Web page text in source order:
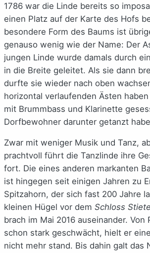
1786 war die Linde bereits so
einen Platz auf der Karte des Hofs
besondere Form des Baums ist
genauso wenig wie der Name: Der
jungen Linde wurde damals durch
in die Breite geleitet. Als sie dann
durfte sie wieder nach oben
horizontal verlaufenden Ästen
mit Brummbass und Klarinette
Dorfbewohner darunter getanzt
Zwar mit weniger Musik und Tanz,
prachtvoll führt die Tanzlinde ihre
fort. Die eines anderen markanten
ist hingegen seit einigen Jahren zu
Spitzahorn, der sich fast 200 Jahre
kleinen Hügel vor dem Schloss
brach im Mai 2016 auseinander. Von
schon stark geschwächt, hielt er
nicht mehr stand. Bis dahin galt das